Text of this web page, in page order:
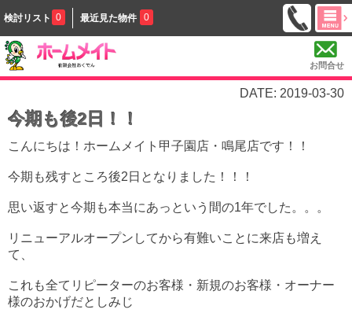
検討リスト 0 最近見た物件 0
お問合せ
DATE: 2019-03-30
今期も後2日！！
こんにちは！ホームメイト甲子園店・鳴尾店です！！
今期も残すところ後2日となりました！！！
思い返すと今期も本当にあっという間の1年でした。。。
リニューアルオープンしてから有難いことに来店も増え
て、
これも全てリピーターのお客様・新規のお客様・オーナー
様のおかげだとしみじ